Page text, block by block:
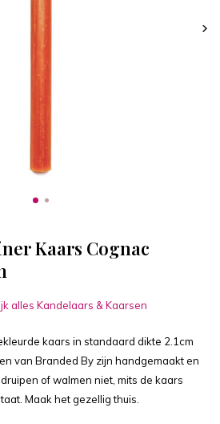
Kaars Cognac
alles Kandelaars & Kaarsen
kaars in standaard dikte 2.1cm
van Branded By zijn handgemaakt en
of walmen niet, mits de kaars
Maak het gezellig thuis.